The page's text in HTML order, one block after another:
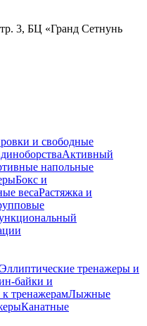
3, БЦ «Гранд Сетнунь
и свободные
Активный
напольные
Бокс и
весаРастяжка и
Эллиптические тренажеры и
байки и
тренажерамЛыжные
Канатные